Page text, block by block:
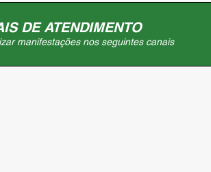
DE ATENDIMENTO
manifestações nos seguintes canais